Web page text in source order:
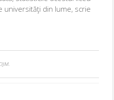
universităţi din lume, scrie